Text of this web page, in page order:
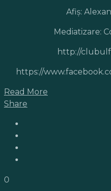
Afiș:
Mediatizare:
http://
https://
Read More
Share
0